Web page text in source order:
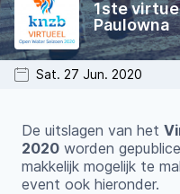
Sat. 27 Jun. 2020
1ste
Paulowna
De uitslagen van het
2020 worden
makkelijk mogelijk te
event ook hieronder.